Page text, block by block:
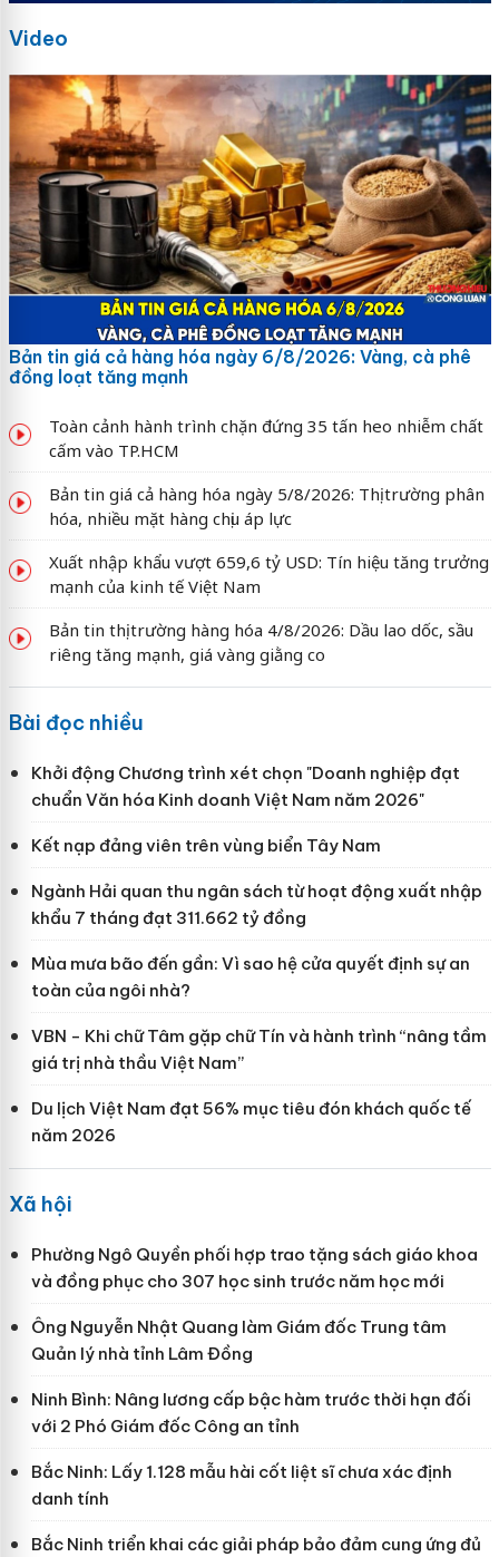
Video
Bản tin giá cả hàng hóa ngày 6/8/2026: Vàng, cà phê
đồng loạt tăng mạnh
Toàn cảnh hành trình chặn đứng 35 tấn heo nhiễm chất
cấm vào TP.HCM
Bản tin giá cả hàng hóa ngày 5/8/2026: Thị trường phân
hóa, nhiều mặt hàng chịu áp lực
Xuất nhập khẩu vượt 659,6 tỷ USD: Tín hiệu tăng trưởng
mạnh của kinh tế Việt Nam
Bản tin thị trường hàng hóa 4/8/2026: Dầu lao dốc, sầu
riêng tăng mạnh, giá vàng giằng co
Bài đọc nhiều
Khởi động Chương trình xét chọn "Doanh nghiệp đạt
chuẩn Văn hóa Kinh doanh Việt Nam năm 2026"
Kết nạp đảng viên trên vùng biển Tây Nam
Ngành Hải quan thu ngân sách từ hoạt động xuất nhập
khẩu 7 tháng đạt 311.662 tỷ đồng
Mùa mưa bão đến gần: Vì sao hệ cửa quyết định sự an
toàn của ngôi nhà?
VBN - Khi chữ Tâm gặp chữ Tín và hành trình “nâng tầm
giá trị nhà thầu Việt Nam”
Du lịch Việt Nam đạt 56% mục tiêu đón khách quốc tế
năm 2026
Xã hội
Phường Ngô Quyền phối hợp trao tặng sách giáo khoa
và đồng phục cho 307 học sinh trước năm học mới
Ông Nguyễn Nhật Quang làm Giám đốc Trung tâm
Quản lý nhà tỉnh Lâm Đồng
Ninh Bình: Nâng lương cấp bậc hàm trước thời hạn đối
với 2 Phó Giám đốc Công an tỉnh
Bắc Ninh: Lấy 1.128 mẫu hài cốt liệt sĩ chưa xác định
danh tính
Bắc Ninh triển khai các giải pháp bảo đảm cung ứng đủ